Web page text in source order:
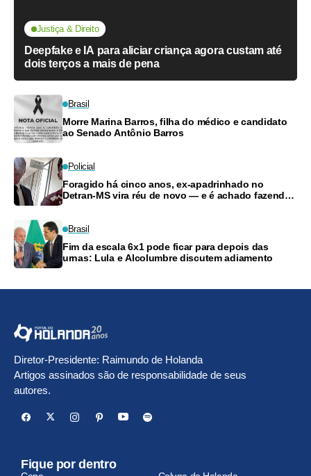
Justiça & Direito
Deepfake e IA para aliciar criança agora custam até
dois terços a mais de pena
Brasil
Morre Marina Barros, filha do médico e candidato
ao Senado Antônio Barros
Policial
Foragido há cinco anos, ex-apadrinhado no
Detran-MS vira réu de novo — e é achado fazendo
Brasil
Fim da escala 6x1 pode ficar para depois das
urnas: Lula e Alcolumbre discutem adiamento
Diretor-Presidente: Raimundo de Holanda
Artigos assinados são de responsabilidade de seus
autores.
Fique por dentro